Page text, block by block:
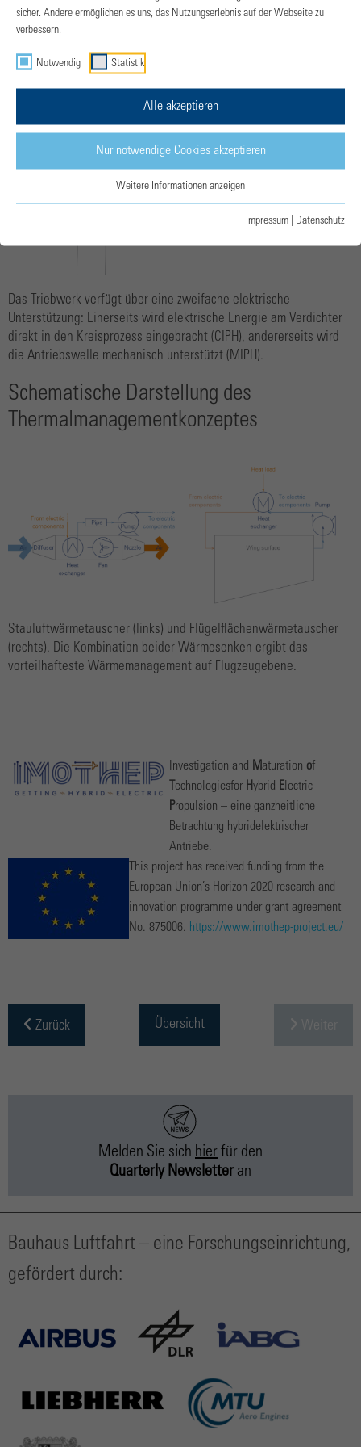
Das Triebwerk verfügt über eine zweifache elektrische
Unterstützung: Einerseits wird elektrische Energie am Verdichter
direkt in den Kreisprozess eingebracht (CIPH), andererseits wird
die Antriebswelle mechanisch unterstützt (MIPH).
Schematische Darstellung des
Thermalmanagementkonzeptes
Stauluftwärmetauscher (links) und Flügelflächenwärmetauscher
(rechts). Die Kombination beider Wärmesenken ergibt das
vorteilhafteste Wärmemanagement auf Flugzeugebene.
Investigation and Maturation of
Technologiesfor Hybrid Electric
Propulsion – eine ganzheitliche
Betrachtung hybridelektrischer
Antriebe.
This project has received funding from the
European Union’s Horizon 2020 research and
innovation programme under grant agreement
No. 875006. https://www.imothep-project.eu/
Zurück Übersicht Weiter
Melden Sie sich hier für den
Quarterly Newsletter an
Bauhaus Luftfahrt – eine Forschungseinrichtung,
gefördert durch:
sicher. Andere ermöglichen es uns, das Nutzungserlebnis auf der Webseite zu
verbessern.
Notwendig Statistik
Alle akzeptieren
Nur notwendige Cookies akzeptieren
Weitere Informationen anzeigen
Impressum Datenschutz